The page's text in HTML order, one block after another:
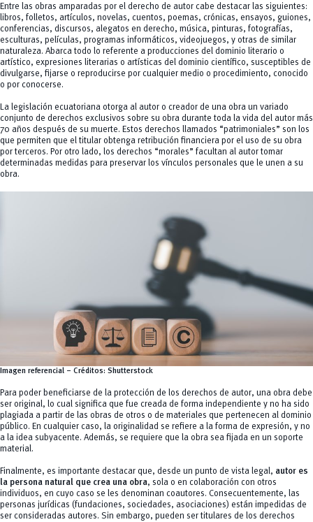
Entre las obras amparadas por el derecho de autor cabe destacar las siguientes:
libros, folletos, artículos, novelas, cuentos, poemas, crónicas, ensayos, guiones,
conferencias, discursos, alegatos en derecho, música, pinturas, fotografías,
esculturas, películas, programas informáticos, videojuegos, y otras de similar
naturaleza. Abarca todo lo referente a producciones del dominio literario o
artístico, expresiones literarias o artísticas del dominio científico, susceptibles de
divulgarse, fijarse o reproducirse por cualquier medio o procedimiento, conocido
o por conocerse.
La legislación ecuatoriana otorga al autor o creador de una obra un variado
conjunto de derechos exclusivos sobre su obra durante toda la vida del autor más
70 años después de su muerte. Estos derechos llamados “patrimoniales” son los
que permiten que el titular obtenga retribución financiera por el uso de su obra
por terceros. Por otro lado, los derechos “morales” facultan al autor tomar
determinadas medidas para preservar los vínculos personales que le unen a su
obra.
Imagen referencial – Créditos: Shutterstock
Para poder beneficiarse de la protección de los derechos de autor, una obra debe
ser original, lo cual significa que fue creada de forma independiente y no ha sido
plagiada a partir de las obras de otros o de materiales que pertenecen al dominio
público. En cualquier caso, la originalidad se refiere a la forma de expresión, y no
a la idea subyacente. Además, se requiere que la obra sea fijada en un soporte
material.
Finalmente, es importante destacar que, desde un punto de vista legal, autor es
la persona natural que crea una obra, sola o en colaboración con otros
individuos, en cuyo caso se les denominan coautores. Consecuentemente, las
personas jurídicas (fundaciones, sociedades, asociaciones) están impedidas de
ser consideradas autores. Sin embargo, pueden ser titulares de los derechos